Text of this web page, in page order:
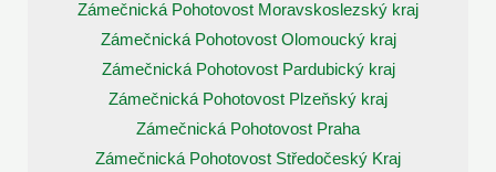
Zámečnická Pohotovost Moravskoslezský kraj
Zámečnická Pohotovost Olomoucký kraj
Zámečnická Pohotovost Pardubický kraj
Zámečnická Pohotovost Plzeňský kraj
Zámečnická Pohotovost Praha
Zámečnická Pohotovost Středočeský Kraj